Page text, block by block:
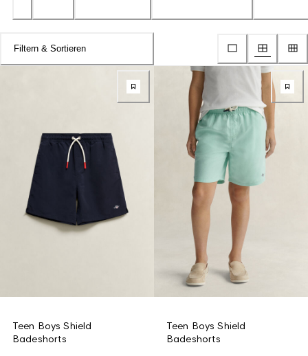
Filtern & Sortieren
Teen Boys Shield
Badeshorts
Teen Boys Shield
Badeshorts